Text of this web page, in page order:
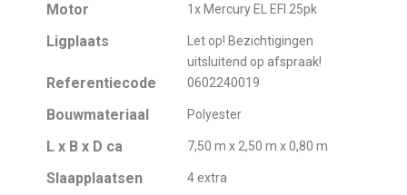
Motor 1x Mercury EL EFI 25pk
Ligplaats
Let op! Bezichtigingen
uitsluitend op afspraak!
Referentiecode 0602240019
Bouwmateriaal Polyester
L x B x D ca 7,50 m x 2,50 m x 0,80 m
Slaapplaatsen 4 extra